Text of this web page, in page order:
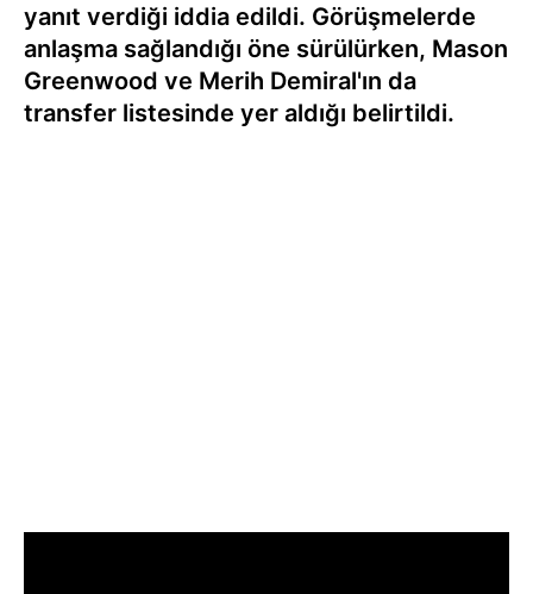
yanıt verdiği iddia edildi. Görüşmelerde
anlaşma sağlandığı öne sürülürken, Mason
Greenwood ve Merih Demiral'ın da
transfer listesinde yer aldığı belirtildi.